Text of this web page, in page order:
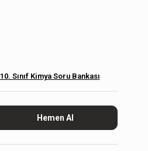
10. Sınıf Kimya Soru Bankası